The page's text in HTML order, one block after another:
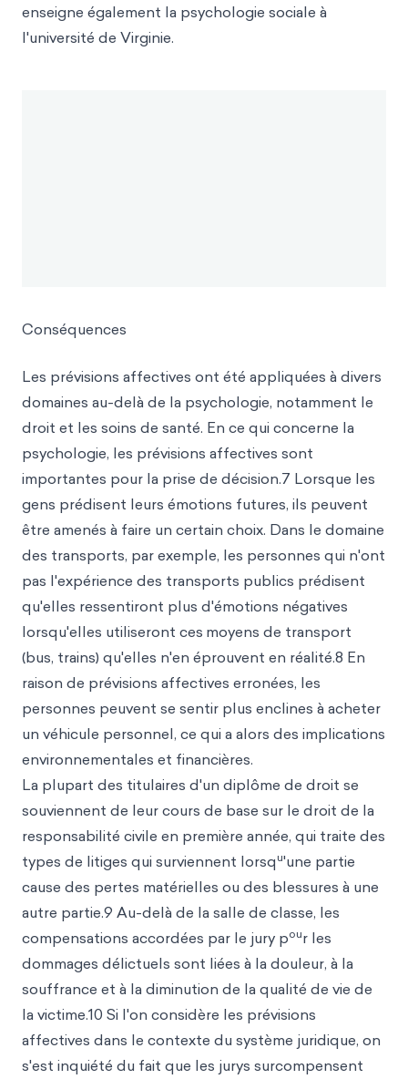
enseigne également la psychologie sociale à
l'université de Virginie.
Conséquences
Les prévisions affectives ont été appliquées à divers
domaines au-delà de la psychologie, notamment le
droit et les soins de santé. En ce qui concerne la
psychologie, les prévisions affectives sont
importantes pour la prise de décision.7 Lorsque les
gens prédisent leurs émotions futures, ils peuvent
être amenés à faire un certain choix. Dans le domaine
des transports, par exemple, les personnes qui n'ont
pas l'expérience des transports publics prédisent
qu'elles ressentiront plus d'émotions négatives
lorsqu'elles utiliseront ces moyens de transport
(bus, trains) qu'elles n'en éprouvent en réalité.8 En
raison de prévisions affectives erronées, les
personnes peuvent se sentir plus enclines à acheter
un véhicule personnel, ce qui a alors des implications
environnementales et financières.
La plupart des titulaires d'un diplôme de droit se
souviennent de leur cours de base sur le droit de la
responsabilité civile en première année, qui traite des
types de litiges qui surviennent lorsqu'une partie
cause des pertes matérielles ou des blessures à une
autre partie.9 Au-delà de la salle de classe, les
compensations accordées par le jury pour les
dommages délictuels sont liées à la douleur, à la
souffrance et à la diminution de la qualité de vie de
la victime.10 Si l'on considère les prévisions
affectives dans le contexte du système juridique, on
s'est inquiété du fait que les jurys surcompensent